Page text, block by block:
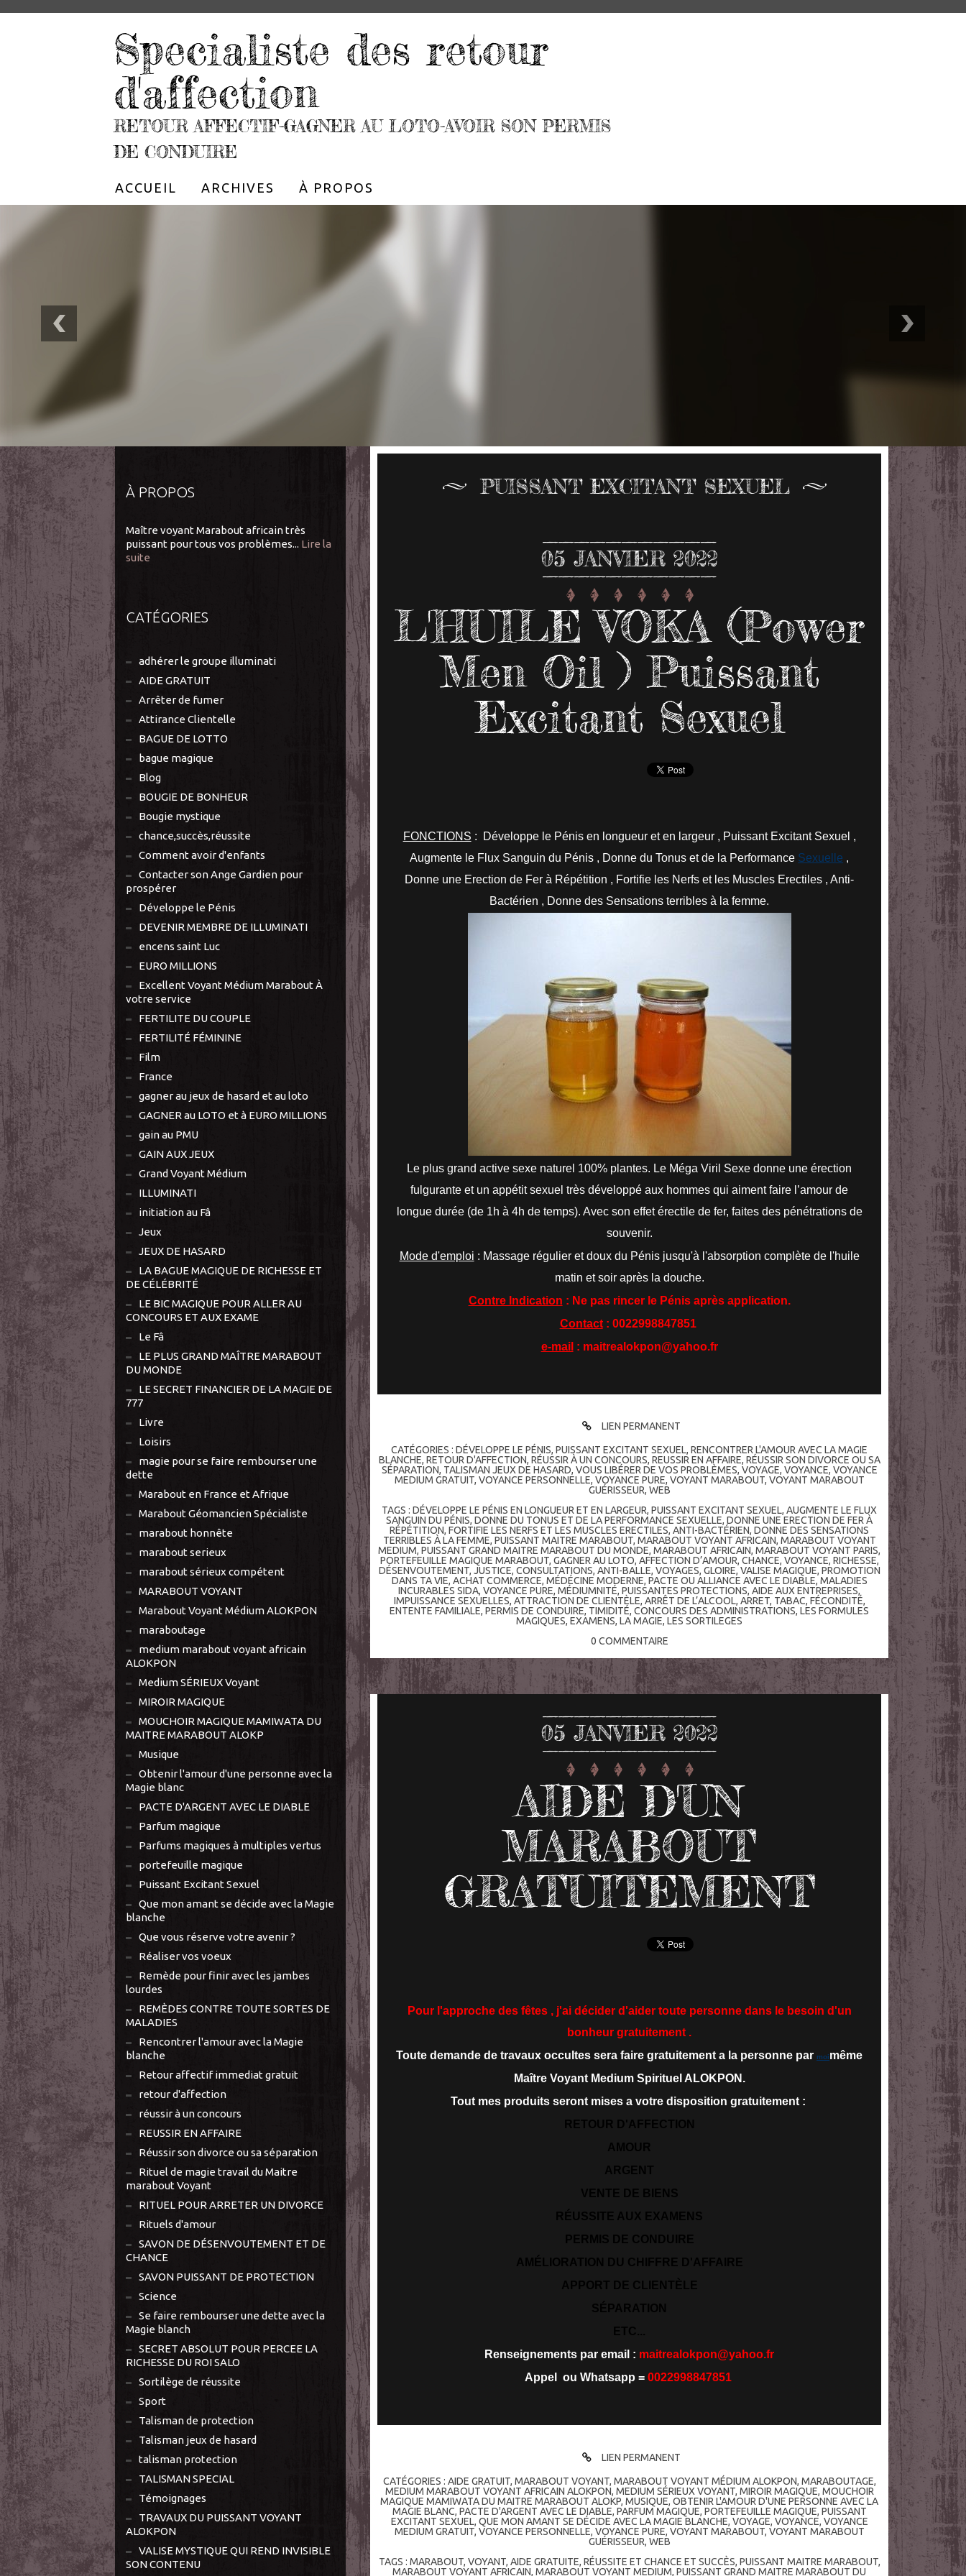
Specialiste des retour
d'affection
RETOUR AFFECTIF-GAGNER AU LOTO-AVOIR SON PERMIS
DE CONDUIRE
ACCUEIL ARCHIVES À PROPOS
À PROPOS
Maître voyant Marabout africain très
puissant pour tous vos problèmes... Lire la
suite
CATÉGORIES
adhérer le groupe illuminati
AIDE GRATUIT
Arrêter de fumer
Attirance Clientelle
BAGUE DE LOTTO
bague magique
Blog
BOUGIE DE BONHEUR
Bougie mystique
chance,succès,réussite
Comment avoir d'enfants
Contacter son Ange Gardien pour
prospérer
Développe le Pénis
DEVENIR MEMBRE DE ILLUMINATI
encens saint Luc
EURO MILLIONS
Excellent Voyant Médium Marabout À
votre service
FERTILITE DU COUPLE
FERTILITÉ FÉMININE
Film
France
gagner au jeux de hasard et au loto
GAGNER au LOTO et à EURO MILLIONS
gain au PMU
GAIN AUX JEUX
Grand Voyant Médium
ILLUMINATI
initiation au Fâ
Jeux
JEUX DE HASARD
LA BAGUE MAGIQUE DE RICHESSE ET
DE CÉLÉBRITÉ
LE BIC MAGIQUE POUR ALLER AU
CONCOURS ET AUX EXAME
Le Fâ
LE PLUS GRAND MAÎTRE MARABOUT
DU MONDE
LE SECRET FINANCIER DE LA MAGIE DE
777
Livre
Loisirs
magie pour se faire rembourser une
dette
Marabout en France et Afrique
Marabout Géomancien Spécialiste
marabout honnête
marabout serieux
marabout sérieux compétent
MARABOUT VOYANT
Marabout Voyant Médium ALOKPON
maraboutage
medium marabout voyant africain
ALOKPON
Medium SÉRIEUX Voyant
MIROIR MAGIQUE
MOUCHOIR MAGIQUE MAMIWATA DU
MAITRE MARABOUT ALOKP
Musique
Obtenir l'amour d'une personne avec la
Magie blanc
PACTE D'ARGENT AVEC LE DIABLE
Parfum magique
Parfums magiques à multiples vertus
portefeuille magique
Puissant Excitant Sexuel
Que mon amant se décide avec la Magie
blanche
Que vous réserve votre avenir ?
Réaliser vos voeux
Remède pour finir avec les jambes
lourdes
REMÈDES CONTRE TOUTE SORTES DE
MALADIES
Rencontrer l'amour avec la Magie
blanche
Retour affectif immediat gratuit
retour d'affection
réussir à un concours
REUSSIR EN AFFAIRE
Réussir son divorce ou sa séparation
Rituel de magie travail du Maitre
marabout Voyant
RITUEL POUR ARRETER UN DIVORCE
Rituels d'amour
SAVON DE DÉSENVOUTEMENT ET DE
CHANCE
SAVON PUISSANT DE PROTECTION
Science
Se faire rembourser une dette avec la
Magie blanch
SECRET ABSOLUT POUR PERCEE LA
RICHESSE DU ROI SALO
Sortilège de réussite
Sport
Talisman de protection
Talisman jeux de hasard
talisman protection
TALISMAN SPECIAL
Témoignages
TRAVAUX DU PUISSANT VOYANT
ALOKPON
VALISE MYSTIQUE QUI REND INVISIBLE
SON CONTENU
PUISSANT EXCITANT SEXUEL
05 JANVIER 2022
L'HUILE VOKA (Power
Men Oil ) Puissant
Excitant Sexuel
FONCTIONS : Développe le Pénis en longueur et en largeur , Puissant Excitant Sexuel ,
Augmente le Flux Sanguin du Pénis , Donne du Tonus et de la Performance Sexuelle ,
Donne une Erection de Fer à Répétition , Fortifie les Nerfs et les Muscles Erectiles , Anti-
Bactérien , Donne des Sensations terribles à la femme.
Le plus grand active sexe naturel 100% plantes. Le Méga Viril Sexe donne une érection
fulgurante et un appétit sexuel très développé aux hommes qui aiment faire l’amour de
longue durée (de 1h à 4h de temps). Avec son effet érectile de fer, faites des pénétrations de
souvenir.
Mode d'emploi : Massage régulier et doux du Pénis jusqu'à l'absorption complète de l'huile
matin et soir après la douche.
Contre Indication : Ne pas rincer le Pénis après application.
Contact: 0022998847851
e-mail : maitrealokpon@yahoo.fr
LIEN PERMANENT
CATÉGORIES :DÉVELOPPE LE PÉNIS,PUISSANT EXCITANT SEXUEL,RENCONTRER L'AMOUR AVEC LA MAGIE
BLANCHE, RETOUR D'AFFECTION, RÉUSSIR À UN CONCOURS, REUSSIR EN AFFAIRE, RÉUSSIR SON DIVORCE OU SA
SÉPARATION, TALISMAN JEUX DE HASARD, VOUS LIBÉRER DE VOS PROBLÈMES, VOYAGE, VOYANCE, VOYANCE
MEDIUM GRATUIT, VOYANCE PERSONNELLE, VOYANCE PURE, VOYANT MARABOUT, VOYANT MARABOUT
GUÉRISSEUR, WEB
TAGS :DÉVELOPPE LE PÉNIS EN LONGUEUR ET EN LARGEUR,PUISSANT EXCITANT SEXUEL,AUGMENTE LE FLUX
SANGUIN DU PÉNIS,DONNE DU TONUS ET DE LA PERFORMANCE SEXUELLE,DONNE UNE ERECTION DE FER À
RÉPÉTITION,FORTIFIE LES NERFS ET LES MUSCLES ERECTILES,ANTI-BACTÉRIEN,DONNE DES SENSATIONS
TERRIBLES À LA FEMME, PUISSANT MAITRE MARABOUT, MARABOUT VOYANT AFRICAIN, MARABOUT VOYANT
MEDIUM,PUISSANT GRAND MAITRE MARABOUT DU MONDE,MARABOUT AFRICAIN,MARABOUT VOYANT PARIS,
PORTEFEUILLE MAGIQUE MARABOUT, GAGNER AU LOTO, AFFECTION D’AMOUR, CHANCE, VOYANCE, RICHESSE,
DÉSENVOUTEMENT, JUSTICE, CONSULTATIONS, ANTI-BALLE, VOYAGES, GLOIRE, VALISE MAGIQUE, PROMOTION
DANS TA VIE, ACHAT COMMERCE, MÉDÉCINE MODERNE, PACTE OU ALLIANCE AVEC LE DIABLE, MALADIES
INCURABLES SIDA,VOYANCE PURE,MÉDIUMNITÉ,PUISSANTES PROTECTIONS,AIDE AUX ENTREPRISES,
IMPUISSANCE SEXUELLES, ATTRACTION DE CLIENTÈLE, ARRÊT DE L’ALCOOL, ARRET, TABAC, FÉCONDITÉ,
ENTENTE FAMILIALE,PERMIS DE CONDUIRE, TIMIDITÉ,CONCOURS DES ADMINISTRATIONS,LES FORMULES
MAGIQUES,EXAMENS,LA MAGIE,LES SORTILEGES
0 COMMENTAIRE
05 JANVIER 2022
AIDE D'UN
MARABOUT
GRATUITEMENT
Pour l'approche des fêtes , j'ai décider d'aider toute personne dans le besoin d'un
bonheur gratuitement .
Toute demande de travaux occultes sera faire gratuitement a la personne parmoimême
Maître Voyant Medium Spirituel ALOKPON.
Tout mes produits seront mises a votre disposition gratuitement :
Renseignements par email : maitrealokpon@yahoo.fr
Appel ou Whatsapp = 0022998847851
LIEN PERMANENT
CATÉGORIES : AIDE GRATUIT, MARABOUT VOYANT, MARABOUT VOYANT MÉDIUM ALOKPON, MARABOUTAGE,
MEDIUM MARABOUT VOYANT AFRICAIN ALOKPON, MEDIUM SÉRIEUX VOYANT, MIROIR MAGIQUE, MOUCHOIR
MAGIQUE MAMIWATA DU MAITRE MARABOUT ALOKP,MUSIQUE,OBTENIR L'AMOUR D'UNE PERSONNE AVEC LA
MAGIE BLANC, PACTE D'ARGENT AVEC LE DIABLE, PARFUM MAGIQUE, PORTEFEUILLE MAGIQUE, PUISSANT
EXCITANT SEXUEL, QUE MON AMANT SE DÉCIDE AVEC LA MAGIE BLANCHE, VOYAGE, VOYANCE, VOYANCE
MEDIUM GRATUIT, VOYANCE PERSONNELLE, VOYANCE PURE, VOYANT MARABOUT, VOYANT MARABOUT
GUÉRISSEUR, WEB
TAGS : MARABOUT, VOYANT, AIDE GRATUITE, RÉUSSITE ET CHANCE ET SUCCÈS, PUISSANT MAITRE MARABOUT,
MARABOUT VOYANT AFRICAIN,MARABOUT VOYANT MEDIUM,PUISSANT GRAND MAITRE MARABOUT DU